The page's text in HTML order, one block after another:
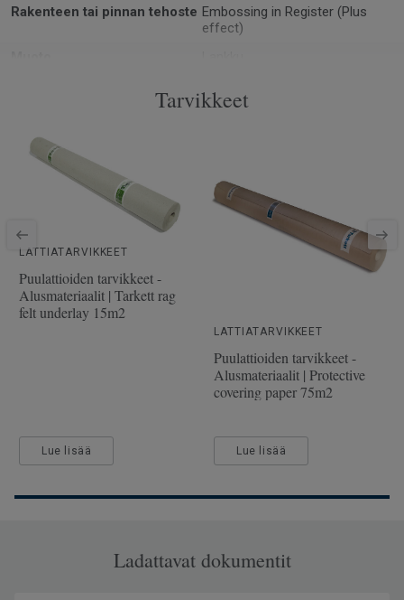
Rakenteen tai pinnan tehoste Embossing in Register (Plus
effect)
Pinta-ala per laatikko
Kpl per laatikko
Käyttöluokka kotikäytössä
23 Kova
Lukkopontti
SAP SKU-nro
Viistetyt reunat
33 Kova kulutus
Soveltuu (korkeintaan 27°C)
Leveys
24.4
Tarvikkeet
LATTIATARVIKKEET
Puulattioiden tarvikkeet -
Alusmateriaalit | Tarkett rag
felt underlay 15m2
Lue lisää
LATTIATARVIKKEET
Puulattioiden tarvikkeet -
Alusmateriaalit | Protective
covering paper 75m2
Lue lisää
Ladattavat dokumentit